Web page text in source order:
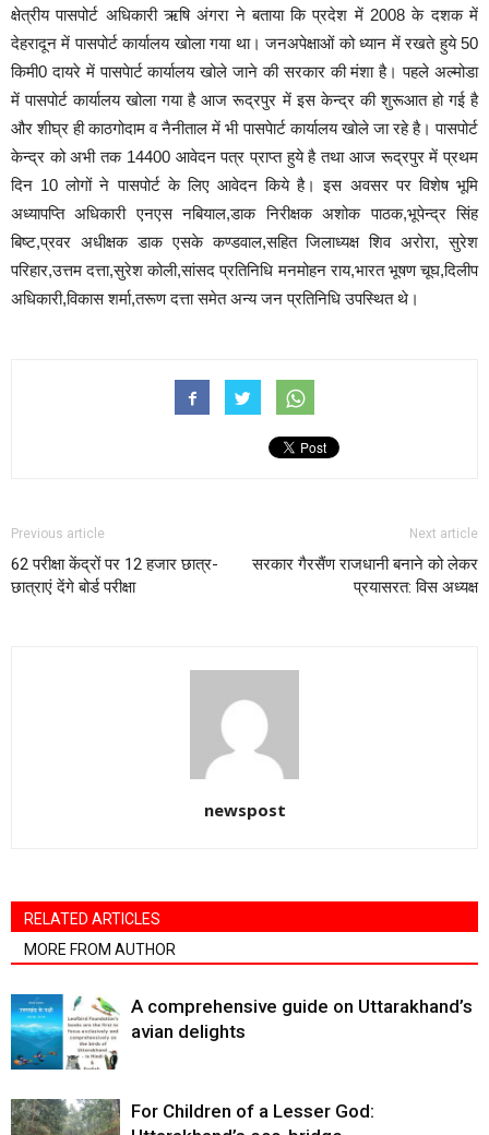
क्षेत्रीय पासपोर्ट अधिकारी ऋषि अंगरा ने बताया कि प्रदेश में 2008 के दशक में
देहरादून में पासपोर्ट कार्यालय खोला गया था। जनअपेक्षाओं को ध्यान में रखते हुये 50
किमी0 दायरे में पासपेार्ट कार्यालय खोले जाने की सरकार की मंशा है। पहले अल्मोडा
में पासपोर्ट कार्यालय खोला गया है आज रूद्रपुर में इस केन्द्र की शुरूआत हो गई है
और शीघ्र ही काठगोदाम व नैनीताल में भी पासपेार्ट कार्यालय खोले जा रहे है। पासपोर्ट
केन्द्र को अभी तक 14400 आवेदन पत्र प्राप्त हुये है तथा आज रूद्रपुर में प्रथम
दिन 10 लोगों ने पासपोर्ट के लिए आवेदन किये है। इस अवसर पर विशेष भूमि
अध्यापप्ति अधिकारी एनएस नबियाल,डाक निरीक्षक अशोक पाठक,भूपेन्द्र सिंह
बिष्ट,प्रवर अधीक्षक डाक एसके कण्डवाल,सहित जिलाध्यक्ष शिव अरोरा, सुरेश
परिहार,उत्तम दत्ता,सुरेश कोली,सांसद प्रतिनिधि मनमोहन राय,भारत भूषण चूघ,दिलीप
अधिकारी,विकास शर्मा,तरूण दत्ता समेत अन्य जन प्रतिनिधि उपस्थित थे।
Previous article
62 परीक्षा केंद्रों पर 12 हजार छात्र-
छात्राएं देंगे बोर्ड परीक्षा
Next article
सरकार गैरसैंण राजधानी बनाने को लेकर
प्रयासरत: विस अध्यक्ष
newspost
RELATED ARTICLES
MORE FROM AUTHOR
A comprehensive guide on Uttarakhand’s
avian delights
For Children of a Lesser God: